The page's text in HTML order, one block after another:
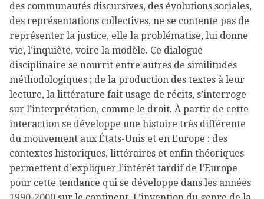
des communautés discursives, des évolutions sociales,
des représentations collectives, ne se contente pas de
représenter la justice, elle la problématise, lui donne
vie, l’inquiète, voire la modèle. Ce dialogue
disciplinaire se nourrit entre autres de similitudes
méthodologiques ; de la production des textes à leur
lecture, la littérature fait usage de récits, s’interroge
sur l’interprétation, comme le droit. À partir de cette
interaction se développe une histoire très différente
du mouvement aux États-Unis et en Europe : des
contextes historiques, littéraires et enfin théoriques
permettent d’expliquer l’intérêt tardif de l’Europe
pour cette tendance qui se développe dans les années